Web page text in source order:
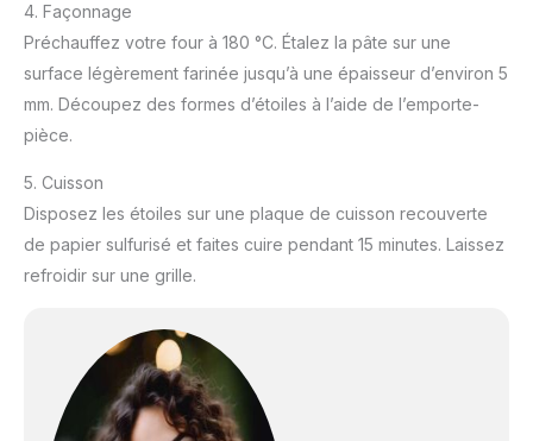
4. Façonnage
Préchauffez votre four à 180 °C. Étalez la pâte sur une
surface légèrement farinée jusqu’à une épaisseur d’environ 5
mm. Découpez des formes d’étoiles à l’aide de l’emporte-
pièce.
5. Cuisson
Disposez les étoiles sur une plaque de cuisson recouverte
de papier sulfurisé et faites cuire pendant 15 minutes. Laissez
refroidir sur une grille.